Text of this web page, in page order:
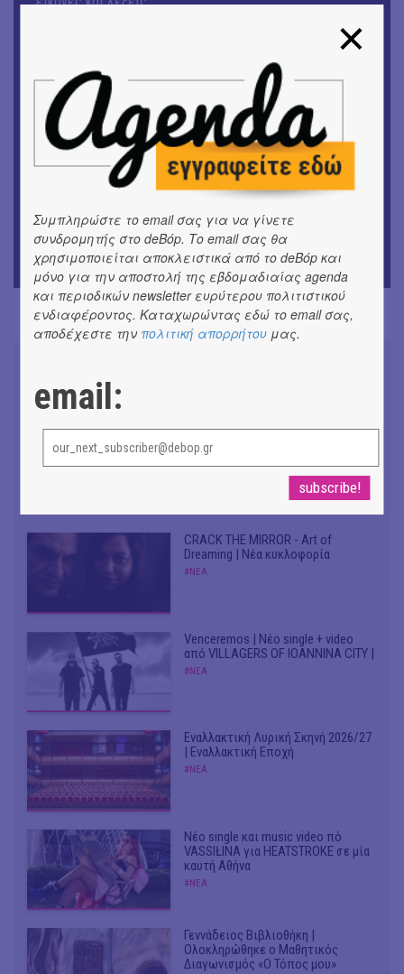
Οι γαλλικές ταινίες του 16ου Athens Open Air Film
Festival
ΘΕΑΤΡΟ / ΧΟΡΟΣ
«Μήδεια» του Ευριπίδη | Σκην.: Nikita Milivojević
9o Φεστιβάλ Στρογγύλη στη Σαντορίνη
ΧΟΡΩΝ ΧΩΡΟΣ στον Εκθεσιακό Χώρο του Αρχαίου
Θέατρου Επιδαύρου
Don't Let Me Be Misunderstood |
Alexandros Livitsanos, Willem
Dafoe, Czech Studio Orchestra |
Από το soundtrack της ταινίας "The
CRACK THE MIRROR - Art of
Dreaming | Νέα κυκλοφορία
#ΝΕΑ
Venceremos | Νέο single + video
από VILLAGERS OF IOANNINA CITY |
#ΝΕΑ
Εναλλακτική Λυρική Σκηνή 2026/27
| Εναλλακτική Εποχή
#ΝΕΑ
Νέο single και music video πό
VASSIŁINA για HEATSTROKE σε μία
καυτή Αθήνα
#ΝΕΑ
Γεννάδειος Βιβλιοθήκη |
Ολοκληρώθηκε ο Μαθητικός
Διαγωνισμός «Ο Τόπος μου»
Συμπληρώστε το email σας για να γίνετε
συνδρομητής στο deBόp. Το email σας θα
χρησιμοποιείται αποκλειστικά από το deBόp και
μόνο για την αποστολή της εβδομαδιαίας agenda
και περιοδικών newsletter ευρύτερου πολιτιστικού
ενδιαφέροντος. Καταχωρώντας εδώ το email σας,
αποδέχεστε την πολιτική απορρήτου μας.
email: